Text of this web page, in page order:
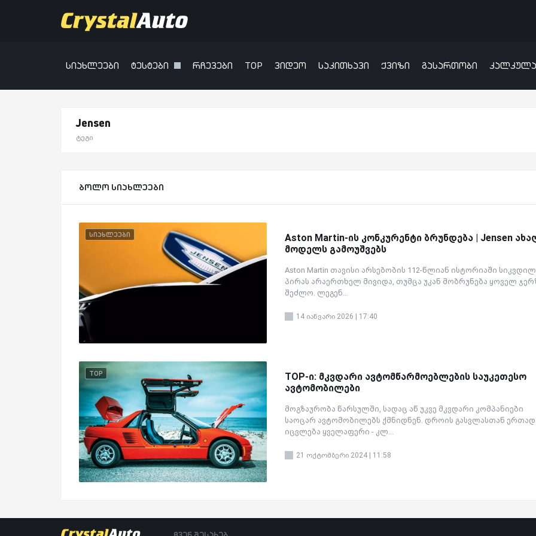
სიახლეები ტესტები რჩევები TOP ვიდეო საკითხავი ქვიზი გასართობი
Jensen
ტეგი
ბოლო სიახლეები
სიახლეები
Aston Martin-ის კონკურენტი ბრუნდება | Jensen
მოდელს გამოუშვებს
Aston Martin თავისი არსებობის 112-წლიან ისტორიაში
პირას არაერთხელ მივიდა, თუმცა უკან მობრუნება ყოველ
შეძლო. ლეგენ...
14 იანვარი 2026 | 17:40
TOP
TOP-ი: მკვდარი ავტომწარმოებლების საუკეთესო
ავტომობილები
მოგზაურობა წარსულში, სადაც აწ უკვე მკვდარი კომპანიები
საოცარ ავტომობილებს ქმნიდნენ. დროის გასვლასთან ერთად
იცვლება ყველაფერი - კლ...
21 ოქტომბერი 2024 | 11:58